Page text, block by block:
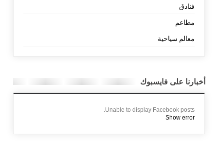
فنادق
مطاعم
معالم سياحية
أخبارنا على فايسبوك
Unable to display Facebook posts.
Show error